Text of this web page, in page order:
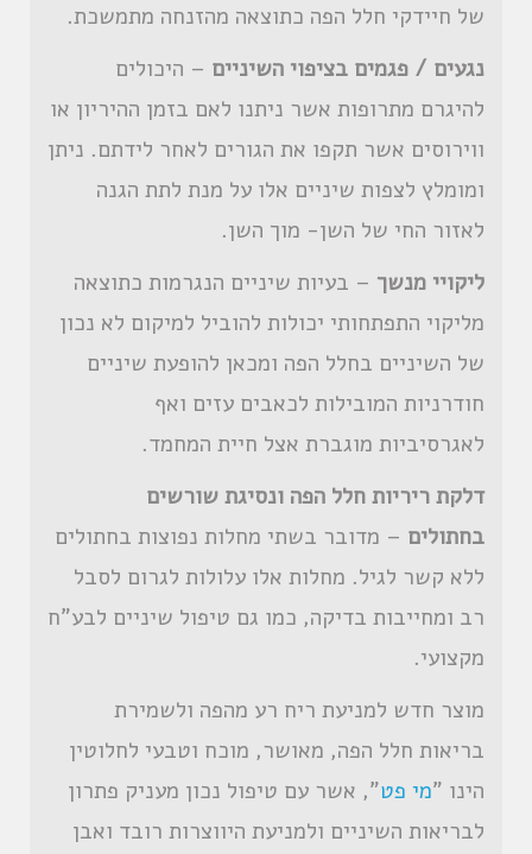
של חיידקי חלל הפה כתוצאה מהזנחה מתמשכת.
נגעים / פגמים בציפוי השיניים – היכולים
להיגרם מתרופות אשר ניתנו לאם בזמן ההיריון או
ווירוסים אשר תקפו את הגורים לאחר לידתם. ניתן
ומומלץ לצפות שיניים אלו על מנת לתת הגנה
לאזור החי של השן- מוך השן.
ליקויי מנשך – בעיות שיניים הנגרמות כתוצאה
מליקוי התפתחותי יכולות להוביל למיקום לא נכון
של השיניים בחלל הפה ומכאן להופעת שיניים
חודרניות המובילות לכאבים עזים ואף
לאגרסיביות מוגברת אצל חיית המחמד.
דלקת ריריות חלל הפה ונסיגת שורשים
בחתולים – מדובר בשתי מחלות נפוצות בחתולים
ללא קשר לגיל. מחלות אלו עלולות לגרום לסבל
רב ומחייבות בדיקה, כמו גם טיפול שיניים לבע"ח
מקצועי.
מוצר חדש למניעת ריח רע מהפה ולשמירת
בריאות חלל הפה, מאושר, מוכח וטבעי לחלוטין
הינו "מי פט", אשר עם טיפול נכון מעניק פתרון
לבריאות השיניים ולמניעת היווצרות רובד ואבן